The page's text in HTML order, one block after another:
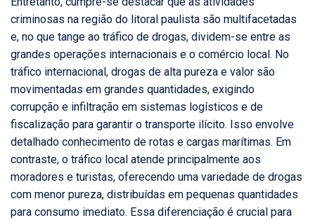
criminosas na região do litoral paulista são multifacetadas
e, no que tange ao tráfico de drogas, dividem-se entre as
grandes operações internacionais e o comércio local. No
tráfico internacional, drogas de alta pureza e valor são
movimentadas em grandes quantidades, exigindo
corrupção e infiltração em sistemas logísticos e de
fiscalização para garantir o transporte ilícito. Isso envolve
detalhado conhecimento de rotas e cargas marítimas. Em
contraste, o tráfico local atende principalmente aos
moradores e turistas, oferecendo uma variedade de drogas
com menor pureza, distribuídas em pequenas quantidades
para consumo imediato. Essa diferenciação é crucial para